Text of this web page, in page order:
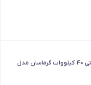
هیتر تابشی لوله‌ای صنعتی 40 کیلووات گرماسان مدل